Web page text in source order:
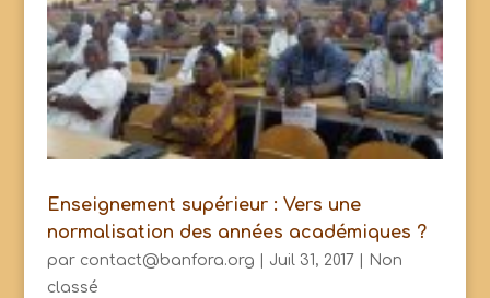
Enseignement supérieur : Vers une
normalisation des années académiques ?
par contact@banfora.org Juil 31, 2017
Non
classé